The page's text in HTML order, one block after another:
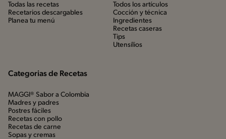
Todas las recetas
Recetarios descargables
Planea tu menú
Todos los artículos
Cocción y técnica
Ingredientes
Recetas caseras
Tips
Utensílios
Categorias de Recetas
MAGGI® Sabor a Colombia
Madres y padres
Postres fáciles
Recetas con pollo
Recetas de carne
Sopas y cremas